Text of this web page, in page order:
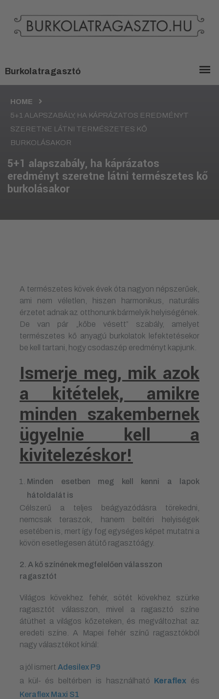
HOME
5+1 ALAPSZABÁLY, HA KÁPRÁZATOS EREDMÉNYT
SZERETNE LÁTNI TERMÉSZETES KŐ
BURKOLÁSAKOR
5+1 alapszabály, ha káprázatos
eredményt szeretne látni természetes kő
burkolásakor
A természetes kövek évek óta nagyon népszerűek,
ami nem véletlen, hiszen harmonikus, naturális
érzetet adnak az otthonunk bármelyik helyiségének.
De van pár „kőbe vésett” szabály, amelyet
természetes kő anyagú burkolatok lefektetésekor
be kell tartani, hogy csodaszép eredményt kapjunk.
Ismerje meg, mik azok
a kitételek, amikre
minden szakembernek
ügyelnie kell a
kivitelezéskor!
Minden esetben meg kell kenni a lapok
hátoldalát is
Célszerű a teljes beágyazódásra törekedni,
nemcsak teraszok, hanem beltéri helyiségek
esetében is, mert így fog egységes képet mutatni a
kövön esetlegesen átütő ragasztóágy.
2. A kő színének megfelelően válasszon
ragasztót
Világos kövekhez fehér, sötét kövekhez szürke
ragasztót válasszon, mivel a ragasztó színe
átüthet a világos kőzeteken, és megváltozhat az
eredeti színe. A Mapei fehér színű ragasztókból
nagy választékot kínál:
a jól ismert Adesilex P9
a kül- és beltérben is használható Keraflex és
Keraflex Maxi S1